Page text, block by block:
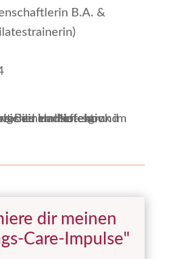
B.A. &
dir meinen
Care-Impulse"